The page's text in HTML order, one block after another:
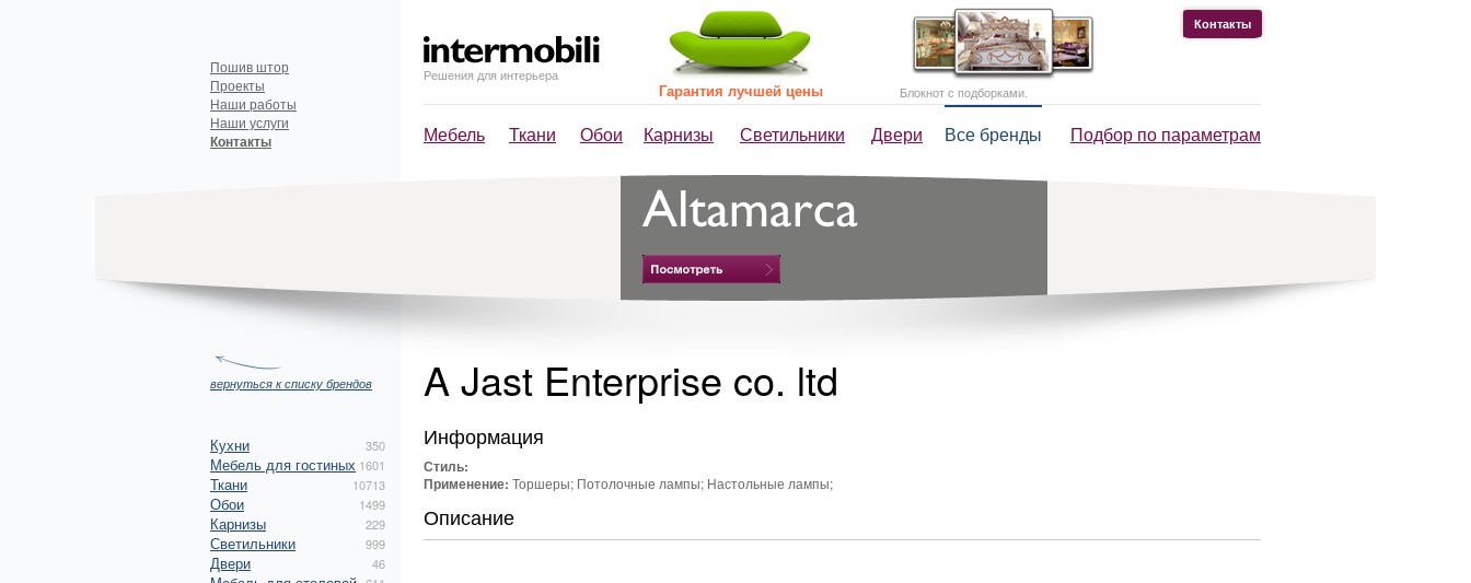
Решения для интерьера
Мебель Ткани Обои Карнизы Светильники Двери Все бренды Подбор по параметрам
Пошив штор
Проекты
Наши работы
Наши услуги
Контакты
Контакты
Гарантия лучшей цены Блокнот с подборками.
вернуться к списку брендов
Кухни 350
Мебель для гостиных 1601
Ткани 10713
Обои 1499
Карнизы 229
Светильники 999
Двери 46
A Jast Enterprise co. ltd
Информация
Стиль:
Применение: Торшеры; Потолочные лампы; Настольные лампы;
Описание